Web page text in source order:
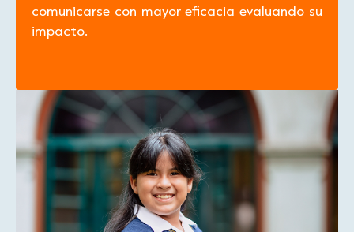
comunicarse con mayor eficacia evaluando su
impacto.